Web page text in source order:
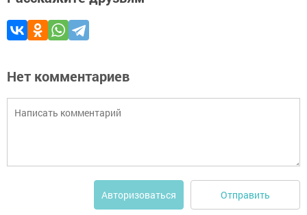
Нет комментариев
Авторизоваться Отправить